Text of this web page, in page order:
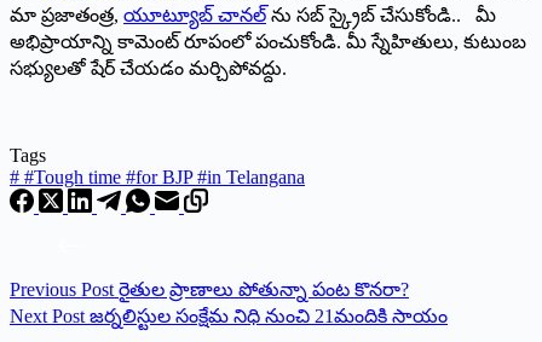
మా ప్రజాతంత్ర, యూట్యూబ్ చానల్ ను సబ్ స్క్రైబ్ చేసుకోండి.. మీ
అభిప్రాయాన్ని కామెంట్ రూపంలో పంచుకోండి. మీ స్నేహితులు, కుటుంబ
సభ్యులతో షేర్ చేయడం మర్చిపోవద్దు.
Tags
# #Tough time #for BJP #in Telangana
Previous Post రైతుల ప్రాణాలు పోతున్నా పంట కొనరా?
Next Post జర్నలిస్టుల సంక్షేమ నిధి నుంచి 21మందికి సాయం